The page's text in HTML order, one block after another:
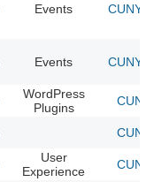
Events CUNY
Events CUNY
WordPress
Plugins
User
Experience